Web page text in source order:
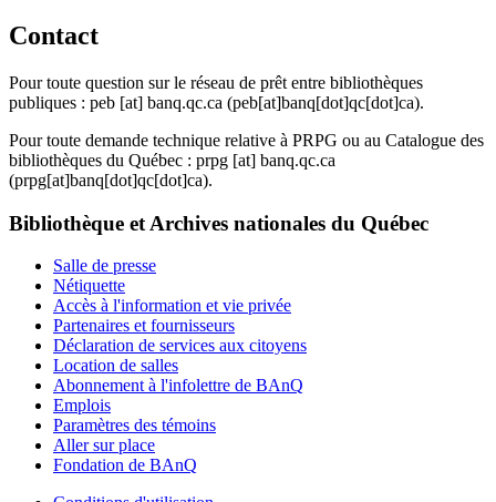
Contact
Pour toute question sur le réseau de prêt entre bibliothèques
publiques : peb [at] banq.qc.ca (peb[at]banq[dot]qc[dot]ca).
Pour toute demande technique relative à PRPG ou au Catalogue des
bibliothèques du Québec : prpg [at] banq.qc.ca
(prpg[at]banq[dot]qc[dot]ca).
Bibliothèque et Archives nationales du Québec
Salle de presse
Nétiquette
Accès à l'information et vie privée
Partenaires et fournisseurs
Déclaration de services aux citoyens
Location de salles
Abonnement à l'infolettre de BAnQ
Emplois
Paramètres des témoins
Aller sur place
Fondation de BAnQ